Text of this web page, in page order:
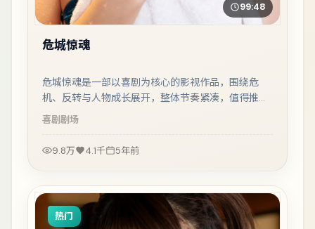
99:48
危城惊魂
危城惊魂是一部以喜剧为核心的影视作品，围绕危
机、反转与人物成长展开，整体节奏紧凑，值得推荐
观看。
喜剧剧场
9.8万 4.1千 5年前
热门